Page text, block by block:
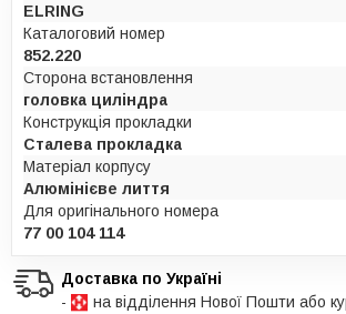
ELRING
Каталоговий номер
852.220
Сторона встановлення
головка циліндра
Конструкція прокладки
Сталева прокладка
Матеріал корпусу
Алюмінієве лиття
Для оригінального номера
77 00 104 114
Доставка по Україні
-
на відділення Нової Пошти або